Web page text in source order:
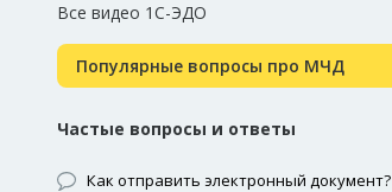
Все видео 1С-ЭДО
Популярные вопросы про МЧД
Частые вопросы и ответы
Как отправить электронный документ?